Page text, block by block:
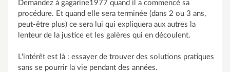
Demandez à gagarine1977 quand il a commencé sa
procédure. Et quand elle sera terminée (dans 2 ou 3 ans,
peut-être plus) ce sera lui qui expliquera aux autres la
lenteur de la justice et les galères qui en découlent.
L'intérêt est là : essayer de trouver des solutions pratiques
sans se pourrir la vie pendant des années.